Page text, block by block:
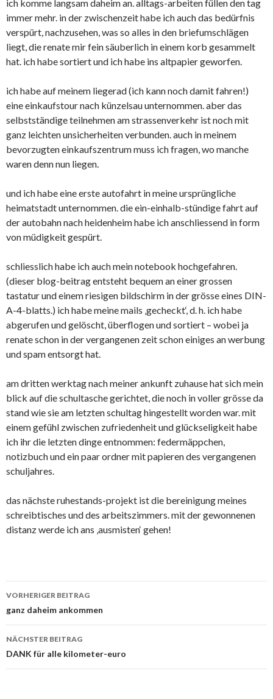
ich komme langsam daheim an. alltags-arbeiten füllen den tag
immer mehr. in der zwischenzeit habe ich auch das bedürfnis
verspürt, nachzusehen, was so alles in den briefumschlägen
liegt, die renate mir fein säuberlich in einem korb gesammelt
hat. ich habe sortiert und ich habe ins altpapier geworfen.
ich habe auf meinem liegerad (ich kann noch damit fahren!)
eine einkaufstour nach künzelsau unternommen. aber das
selbstständige teilnehmen am strassenverkehr ist noch mit
ganz leichten unsicherheiten verbunden. auch in meinem
bevorzugten einkaufszentrum muss ich fragen, wo manche
waren denn nun liegen.
und ich habe eine erste autofahrt in meine ursprüngliche
heimatstadt unternommen. die ein-einhalb-stündige fahrt auf
der autobahn nach heidenheim habe ich anschliessend in form
von müdigkeit gespürt.
schliesslich habe ich auch mein notebook hochgefahren.
(dieser blog-beitrag entsteht bequem an einer grossen
tastatur und einem riesigen bildschirm in der grösse eines DIN-
A-4-blatts.) ich habe meine mails ‚gecheckt‘, d. h. ich habe
abgerufen und gelöscht, überflogen und sortiert – wobei ja
renate schon in der vergangenen zeit schon einiges an werbung
und spam entsorgt hat.
am dritten werktag nach meiner ankunft zuhause hat sich mein
blick auf die schultasche gerichtet, die noch in voller grösse da
stand wie sie am letzten schultag hingestellt worden war. mit
einem gefühl zwischen zufriedenheit und glückseligkeit habe
ich ihr die letzten dinge entnommen: federmäppchen,
notizbuch und ein paar ordner mit papieren des vergangenen
schuljahres.
das nächste ruhestands-projekt ist die bereinigung meines
schreibtisches und des arbeitszimmers. mit der gewonnenen
distanz werde ich ans ‚ausmisten‘ gehen!
Beitrags-
Navigation
VORHERIGER BEITRAG
ganz daheim ankommen
NÄCHSTER BEITRAG
DANK für alle kilometer-euro